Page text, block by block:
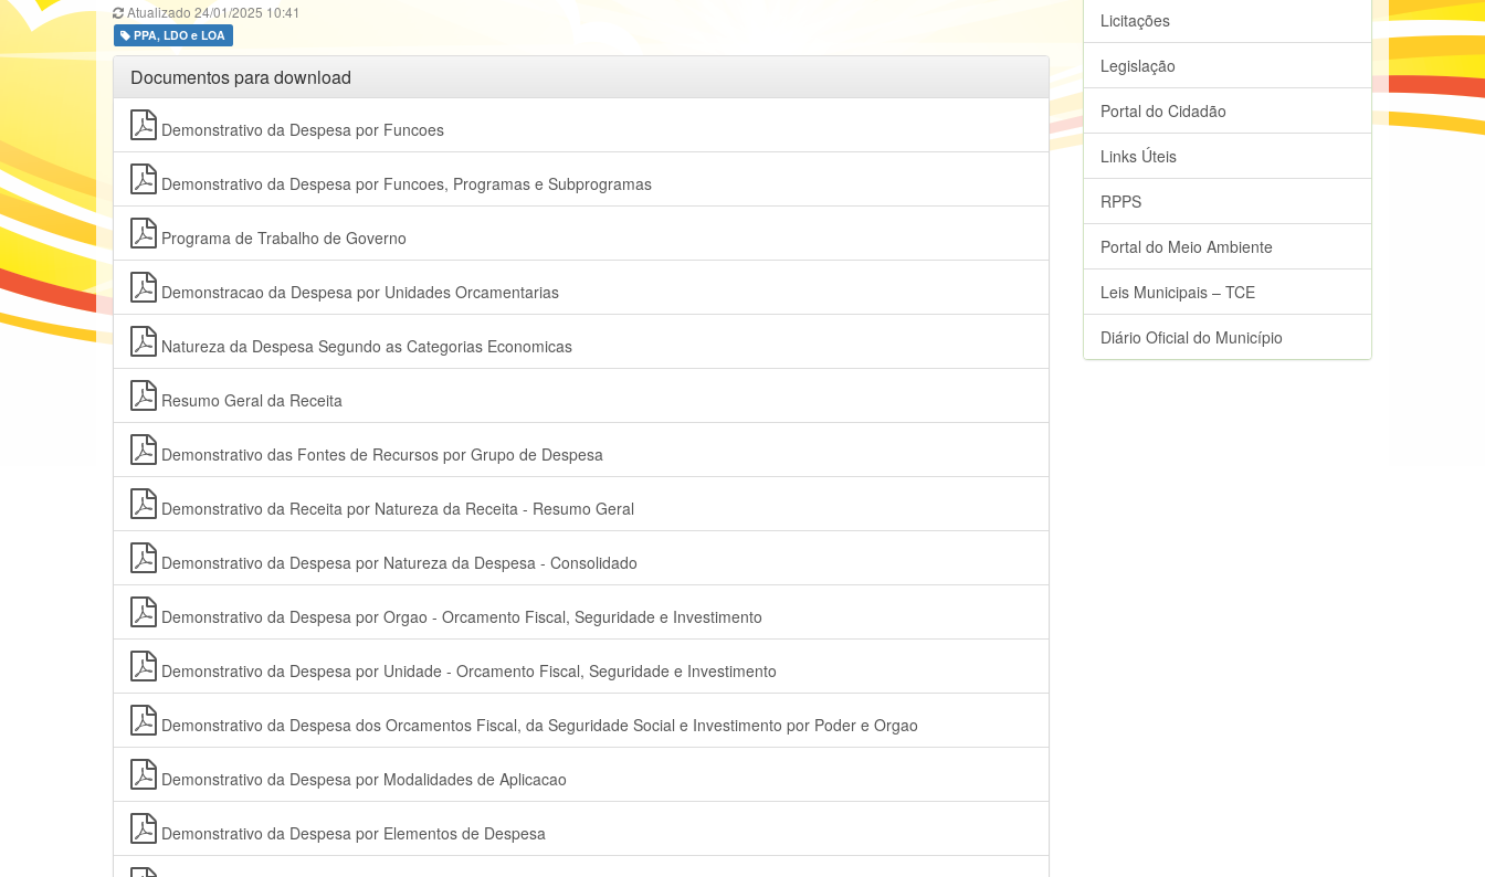
Atualizado 24/01/2025 10:41
PPA, LDO e LOA
Documentos para download
Demonstrativo da Despesa por Funcoes
Demonstrativo da Despesa por Funcoes, Programas e Subprogramas
Programa de Trabalho de Governo
Demonstracao da Despesa por Unidades Orcamentarias
Natureza da Despesa Segundo as Categorias Economicas
Resumo Geral da Receita
Demonstrativo das Fontes de Recursos por Grupo de Despesa
Demonstrativo da Receita por Natureza da Receita - Resumo Geral
Demonstrativo da Despesa por Natureza da Despesa - Consolidado
Demonstrativo da Despesa por Orgao - Orcamento Fiscal, Seguridade e Investimento
Demonstrativo da Despesa por Unidade - Orcamento Fiscal, Seguridade e Investimento
Demonstrativo da Despesa dos Orcamentos Fiscal, da Seguridade Social e Investimento por Poder e Orgao
Demonstrativo da Despesa por Modalidades de Aplicacao
Demonstrativo da Despesa por Elementos de Despesa
Licitações
Legislação
Portal do Cidadão
Links Úteis
RPPS
Portal do Meio Ambiente
Leis Municipais – TCE
Diário Oficial do Município